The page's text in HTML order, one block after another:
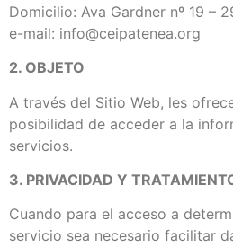
Domicilio: Ava Gardner nº 19 –
e-mail: info@ceipatenea.org
2. OBJETO
A través del Sitio Web, les
posibilidad de acceder a la
servicios.
3. PRIVACIDAD Y
Cuando para el acceso a
servicio sea necesario facilitar